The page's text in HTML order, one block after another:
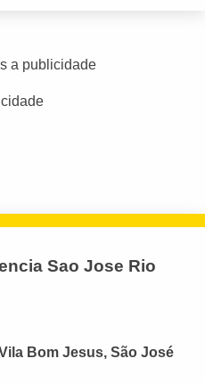
a publicidade
Sao Jose Rio
Bom Jesus, São José